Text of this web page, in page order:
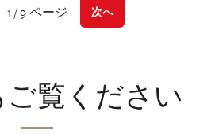
1 / 9 ページ 次へ
覧ください